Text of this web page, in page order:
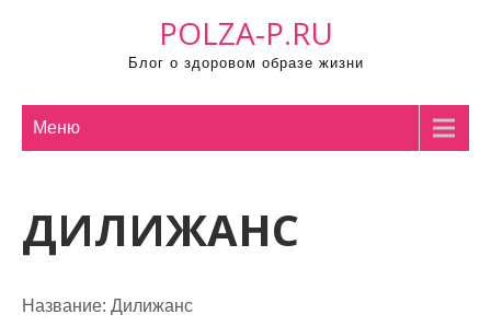
POLZA-P.RU
Блог о здоровом образе жизни
Меню
ДИЛИЖАНС
Название: Дилижанс